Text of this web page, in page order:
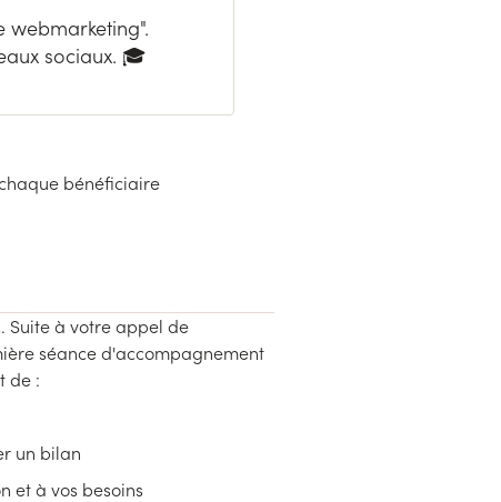
webmarketing".
sociaux. ‍🎓
bénéficiaire
Suite à votre appel de
séance d'accompagnement
de :
un bilan
et à vos besoins